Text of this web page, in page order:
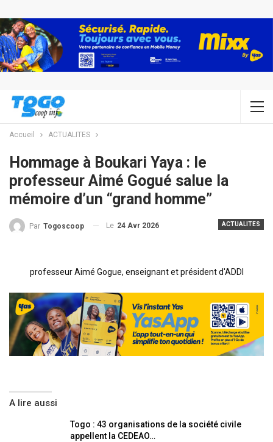
Accueil ACTUALITES
Hommage à Boukari Yaya : le
professeur Aimé Gogué salue la
mémoire d’un “grand homme”
ACTUALITES
Par Togoscoop Le 24 Avr 2026
professeur Aimé Gogue, enseignant et président d'ADDI
A lire aussi
Togo : 43 organisations de la société civile
appellent la CEDEAO…